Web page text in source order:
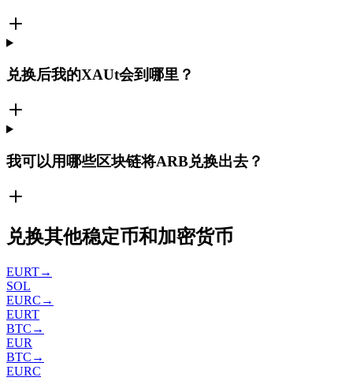
兑换后我的XAUt会到哪里？
我可以用哪些区块链将ARB兑换出去？
兑换其他稳定币和加密货币
EURT→
SOL
EURC →
EURT
BTC →
EUR
BTC →
EURC